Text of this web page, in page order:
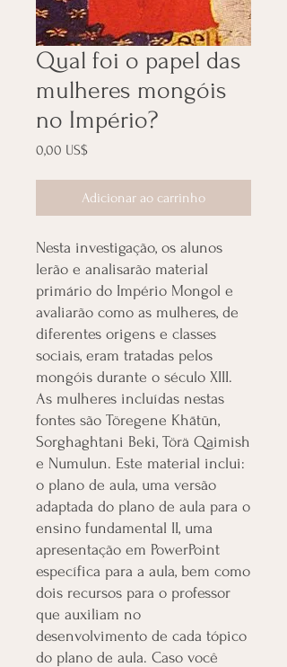
Qual foi o papel das
mulheres mongóis
no Império?
0,00 US$Preço
Adicionar ao carrinho
Nesta investigação, os alunos
lerão e analisarão material
primário do Império Mongol e
avaliarão como as mulheres, de
diferentes origens e classes
sociais, eram tratadas pelos
mongóis durante o século XIII.
As mulheres incluídas nestas
fontes são Töregene Khātūn,
Sorghaghtani Beki, Törä Qaimish
e Numulun. Este material inclui:
o plano de aula, uma versão
adaptada do plano de aula para o
ensino fundamental II, uma
apresentação em PowerPoint
específica para a aula, bem como
dois recursos para o professor
que auxiliam no
desenvolvimento de cada tópico
do plano de aula. Caso você